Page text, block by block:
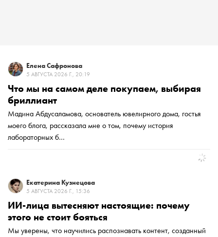
Елена Сафронова
5 АВГУСТА 2026 Г., 20:19
Что мы на самом деле покупаем, выбирая
бриллиант
Мадина Абдусаламова, основатель ювелирного дома, гостья
моего блога, рассказала мне о том, почему история
лабораторных б…
Екатерина Кузнецова
5 АВГУСТА 2026 Г., 15:36
ИИ-лица вытесняют настоящие: почему
этого не стоит бояться
Мы уверены, что научились распознавать контент, созданный